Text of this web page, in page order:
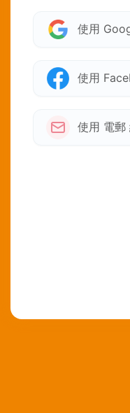
使用
使用
使用 電郵